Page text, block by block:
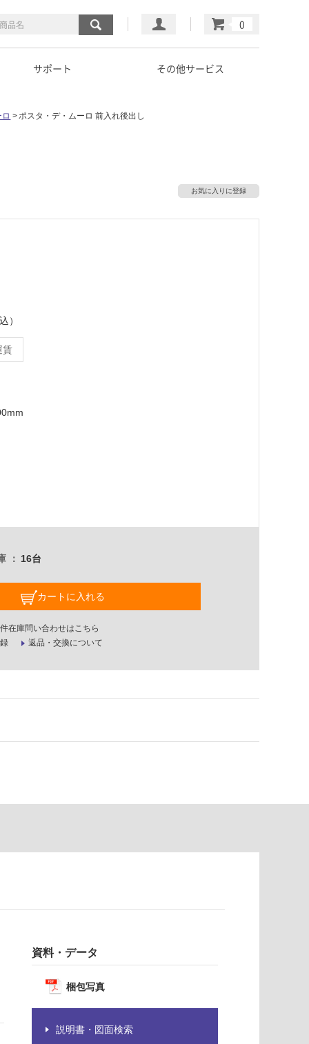
マイページ
カート
サポート その他サービス
ポスタ・デ・ムーロ 前入れ後出し
お気に入りに登録
）
賃
16台
カートに入れる
在庫問い合わせはこちら
返品・交換について
資料・データ
梱包写真
説明書・図面検索